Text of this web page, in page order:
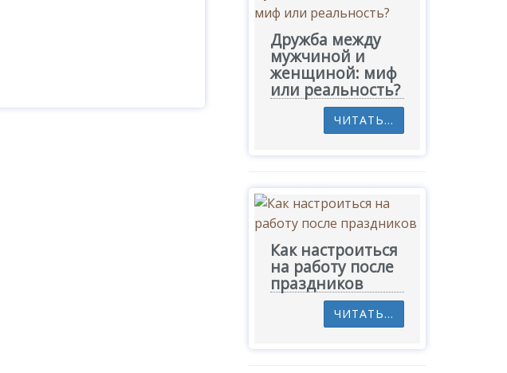
Дружба между
мужчиной и
женщиной: миф
или реальность?
ЧИТАТЬ...
Как настроиться
на работу после
праздников
ЧИТАТЬ...